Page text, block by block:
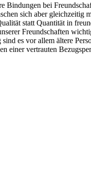
Bindungen bei
sich aber
statt Quantität in
Freundschaften
es vor allem ältere
einer vertrauten